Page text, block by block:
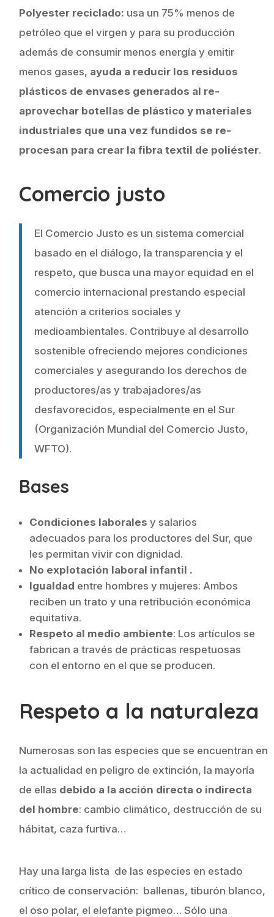
Polyester reciclado: usa un 75% menos de
petróleo que el virgen y para su producción
además de consumir menos energía y emitir
menos gases, ayuda a reducir los residuos
plásticos de envases generados al re-
aprovechar botellas de plástico y materiales
industriales que una vez fundidos se re-
procesan para crear la fibra textil de poliéster.
Comercio justo
El Comercio Justo es un sistema comercial
basado en el diálogo, la transparencia y el
respeto, que busca una mayor equidad en el
comercio internacional prestando especial
atención a criterios sociales y
medioambientales. Contribuye al desarrollo
sostenible ofreciendo mejores condiciones
comerciales y asegurando los derechos de
productores/as y trabajadores/as
desfavorecidos, especialmente en el Sur
(Organización Mundial del Comercio Justo,
WFTO).
Bases
Condiciones laborales y salarios
adecuados para los productores del Sur, que
les permitan vivir con dignidad.
No explotación laboral infantil .
Igualdad entre hombres y mujeres: Ambos
reciben un trato y una retribución económica
equitativa.
Respeto al medio ambiente: Los artículos se
fabrican a través de prácticas respetuosas
con el entorno en el que se producen.
Respeto a la naturaleza
Numerosas son las especies que se encuentran en
la actualidad en peligro de extinción, la mayoría
de ellas debido a la acción directa o indirecta
del hombre: cambio climático, destrucción de su
hábitat, caza furtiva…
Hay una larga lista de las especies en estado
crítico de conservación: ballenas, tiburón blanco,
el oso polar, el elefante pigmeo… Sólo una